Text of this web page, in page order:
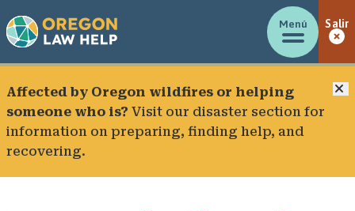
Menú Salir
Affected by Oregon wildfires or helping
someone who is? Visit our disaster section for
information on preparing, finding help, and
recovering.